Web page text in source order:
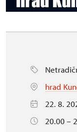
hrad
22. 8.
20.00 –